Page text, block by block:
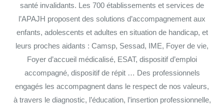
santé invalidants. Les 700 établissements et services de
l’APAJH proposent des solutions d’accompagnement aux
enfants, adolescents et adultes en situation de handicap, et
leurs proches aidants : Camsp, Sessad, IME, Foyer de vie,
Foyer d’accueil médicalisé, ESAT, dispositif d’emploi
accompagné, dispositif de répit … Des professionnels
engagés les accompagnent dans le respect de nos valeurs,
à travers le diagnostic, l’éducation, l’insertion professionnelle,